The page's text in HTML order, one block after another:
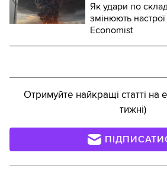
Як удари по
змінюють
Economist
Отримуйте найкращі статті на
тижні)